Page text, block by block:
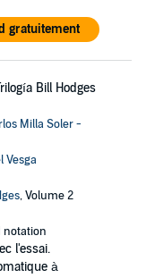
gratuitement
Bill Hodges
Milla Soler -
Vesga
, Volume 2
notation
l'essai.
à